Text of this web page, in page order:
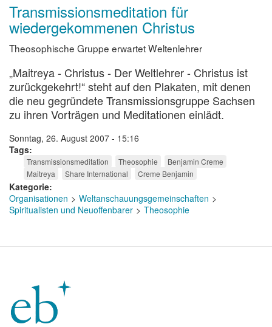
Transmissionsmeditation für
wiedergekommenen Christus
Theosophische Gruppe erwartet Weltenlehrer
„Maitreya - Christus - Der Weltlehrer - Christus ist
zurückgekehrt!“ steht auf den Plakaten, mit denen
die neu gegründete Transmissionsgruppe Sachsen
zu ihren Vorträgen und Meditationen einlädt.
Sonntag, 26. August 2007 - 15:16
Tags
Transmissionsmeditation Theosophie
Benjamin Creme
Maitreya
Share International Creme Benjamin
Kategorie
Organisationen
Weltanschauungsgemeinschaften
Spiritualisten und Neuoffenbarer
Theosophie